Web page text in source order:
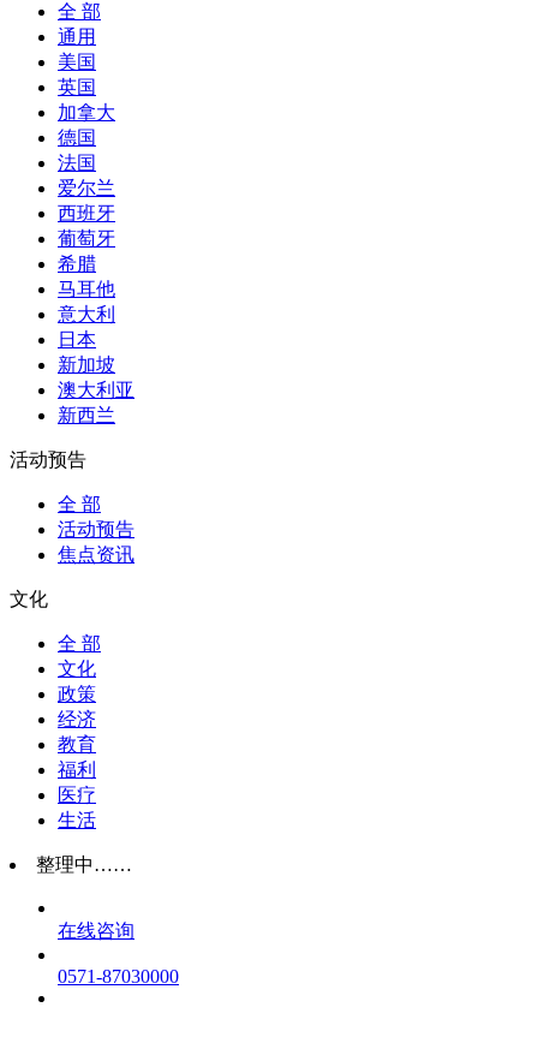
全 部
通用
美国
英国
加拿大
德国
法国
爱尔兰
西班牙
葡萄牙
希腊
马耳他
意大利
日本
新加坡
澳大利亚
新西兰
活动预告
全 部
活动预告
焦点资讯
文化
全 部
文化
政策
经济
教育
福利
医疗
生活
整理中……
在线咨询
0571-87030000